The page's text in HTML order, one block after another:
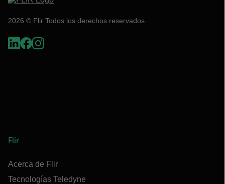
2026 © Flir Todos los derechos reservados.
Flir
Acerca de Flir
Tecnologías Teledyne